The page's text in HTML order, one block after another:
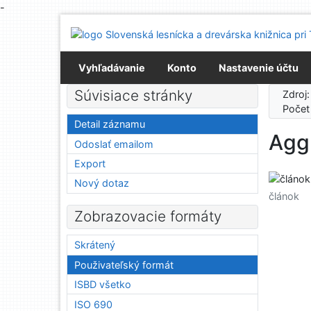
-
Prejsť na menu
Prehlásenie o webovej prístupnosti
Vyhľadávanie
Konto Nastavenie účtu
článok
Súvisiace stránky
Detail záznamu
Odoslať emailom
Export
Nový dotaz
Zobrazovacie formáty
Skrátený
Použivateľský formát
ISBD všetko
ISO 690